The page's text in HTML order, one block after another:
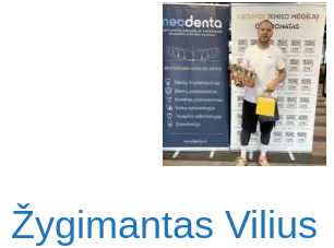
Žygimantas Vilius